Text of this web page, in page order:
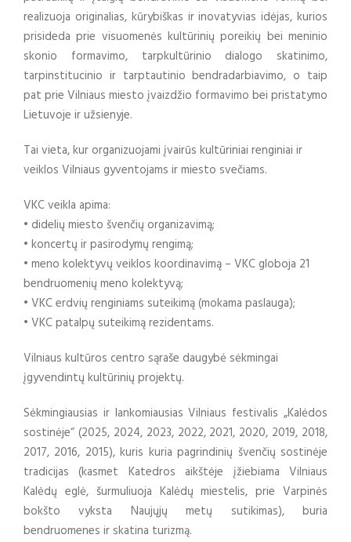
realizuoja originalias, kūrybiškas ir inovatyvias idėjas, kurios
prisideda prie visuomenės kultūrinių poreikių bei meninio
skonio formavimo, tarpkultūrinio dialogo skatinimo,
tarpinstitucinio ir tarptautinio bendradarbiavimo, o taip
pat prie Vilniaus miesto įvaizdžio formavimo bei pristatymo
Lietuvoje ir užsienyje.
Tai vieta, kur organizuojami įvairūs kultūriniai renginiai ir
veiklos Vilniaus gyventojams ir miesto svečiams.
VKC veikla apima:
• didelių miesto švenčių organizavimą;
• koncertų ir pasirodymų rengimą;
• meno kolektyvų veiklos koordinavimą – VKC globoja 21
bendruomenių meno kolektyvą;
• VKC erdvių renginiams suteikimą (mokama paslauga);
• VKC patalpų suteikimą rezidentams.
Vilniaus kultūros centro sąraše daugybė sėkmingai
įgyvendintų kultūrinių projektų.
Sėkmingiausias ir lankomiausias Vilniaus festivalis „Kalėdos
sostinėje“ (2025, 2024, 2023, 2022, 2021, 2020, 2019, 2018,
2017, 2016, 2015), kuris kuria pagrindinių švenčių sostinėje
tradicijas (kasmet Katedros aikštėje įžiebiama Vilniaus
Kalėdų eglė, šurmuliuoja Kalėdų miestelis, prie Varpinės
bokšto vyksta Naujųjų metų sutikimas), buria
bendruomenes ir skatina turizmą.